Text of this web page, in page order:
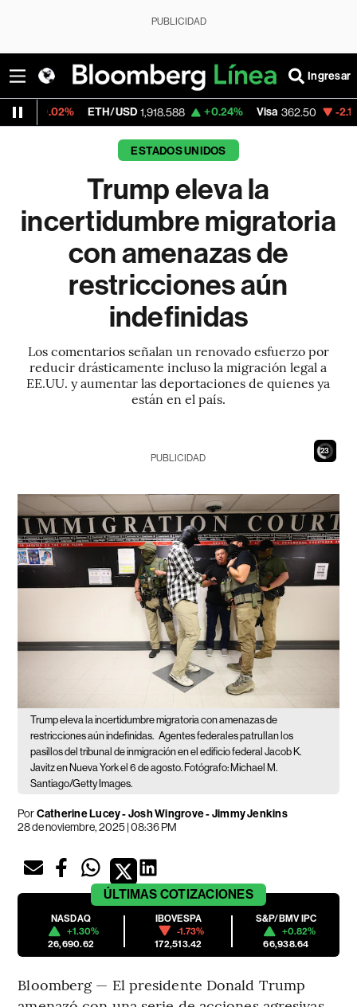
PUBLICIDAD
Ingresar
ETH/USD 1,918.588 +0.24% Visa 362.50 -2.15%
ESTADOS UNIDOS
Trump eleva la
incertidumbre migratoria
con amenazas de
restricciones aún
indefinidas
Los comentarios señalan un renovado esfuerzo por
reducir drásticamente incluso la migración legal a
EE.UU. y aumentar las deportaciones de quienes ya
están en el país.
21
PUBLICIDAD
Trump eleva la incertidumbre migratoria con amenazas de
restricciones aún indefinidas. Agentes federales patrullan los
pasillos del tribunal de inmigración en el edificio federal Jacob K.
Javitz en Nueva York el 6 de agosto. Fotógrafo: Michael M.
Santiago/Getty Images.
PorCatherine Lucey - Josh Wingrove - Jimmy Jenkins
28 de noviembre, 2025 | 08:36 PM
ÚLTIMAS COTIZACIONES
NASDAQ
+1.30%
26,690.62
IBOVESPA
-1.73%
172,513.42
S&P/BMV IPC
+0.82%
66,938.64
Bloomberg — El presidente Donald Trump